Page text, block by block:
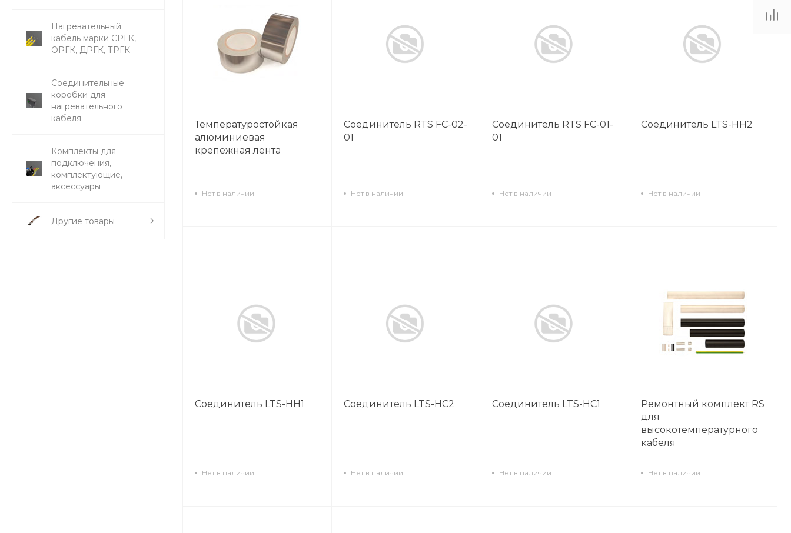
Нагревательный
кабель марки СРГК,
ОРГК, ДРГК, ТРГК
Соединительные
коробки для
нагревательного
кабеля
Комплекты для
подключения,
комплектующие,
аксессуары
Другие товары
Температуростойкая
алюминиевая
крепежная лента
Нет в наличии
Соединитель RTS FC-02-
01
Нет в наличии
Соединитель RTS FC-01-
01
Нет в наличии
Соединитель LTS-HH2
Нет в наличии
Соединитель LTS-HH1
Нет в наличии
Соединитель LTS-HC2
Нет в наличии
Соединитель LTS-HC1
Нет в наличии
Ремонтный комплект RS
для
высокотемпературного
кабеля
Нет в наличии